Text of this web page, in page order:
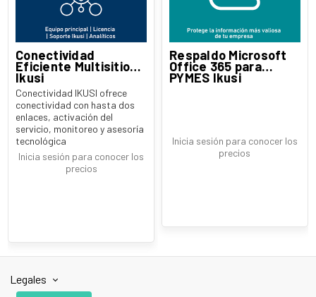
Conectividad
Eficiente Multisitio
Ikusi
Conectividad IKUSI ofrece
conectividad con hasta dos
enlaces, activación del
servicio, monitoreo y asesoría
tecnológica
Inicia sesión para conocer los
precios
Respaldo Microsoft
Office 365 para
PYMES Ikusi
Inicia sesión para conocer los
precios
Legales